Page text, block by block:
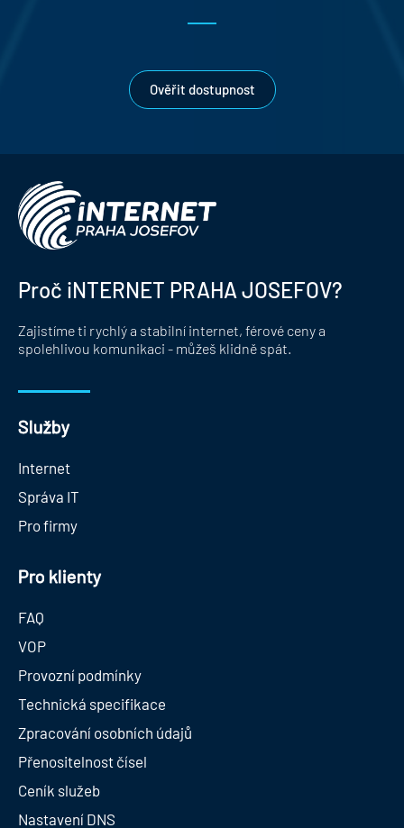
Ověřit dostupnost
Proč iNTERNET PRAHA JOSEFOV?
Zajistíme ti rychlý a stabilní internet, férové ceny a
spolehlivou komunikaci - můžeš klidně spát.
Služby
Internet
Správa IT
Pro firmy
Pro klienty
FAQ
VOP
Provozní podmínky
Technická specifikace
Zpracování osobních údajů
Přenositelnost čísel
Ceník služeb
Nastavení DNS